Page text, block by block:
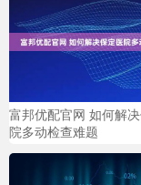
富邦优配官网 如何解
院多动检查难题